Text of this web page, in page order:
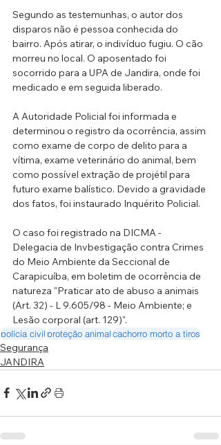
Segundo as testemunhas, o autor dos
disparos não é pessoa conhecida do
bairro. Após atirar, o indivíduo fugiu. O cão
morreu no local. O aposentado foi
socorrido para a UPA de Jandira, onde foi
medicado e em seguida liberado.
A Autoridade Policial foi informada e
determinou o registro da ocorrência, assim
como exame de corpo de delito para a
vítima, exame veterinário do animal, bem
como possível extração de projétil para
futuro exame balístico. Devido a gravidade
dos fatos, foi instaurado Inquérito Policial.
O caso foi registrado na DICMA -
Delegacia de Invbestigação contra Crimes
do Meio Ambiente da Seccional de
Carapicuíba, em boletim de ocorrência de
natureza "Praticar ato de abuso a animais
(Art. 32) - L 9.605/98 - Meio Ambiente; e
Lesão corporal (art. 129)".
polícia civil proteção animalcachorro morto a tiros
Segurança
JANDIRA